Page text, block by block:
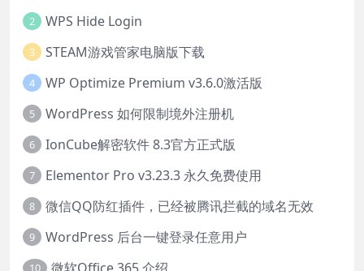
2 WPS Hide Login
3 STEAM游戏管家电脑版下载
4 WP Optimize Premium v3.6.0激活版
5 WordPress 如何限制境外注册机
6 IonCube解密软件 8.3官方正式版
7 Elementor Pro v3.23.3 永久免费使用
8 微信QQ防红插件，已经被腾讯拦截的域名无效
9 WordPress 后台一键登录任意用户
10